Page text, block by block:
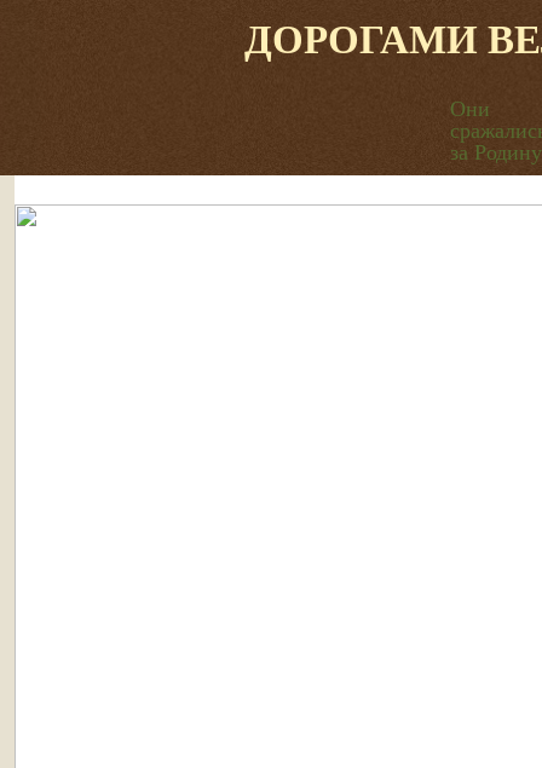
ДОРОГАМИ
Они
за Родину